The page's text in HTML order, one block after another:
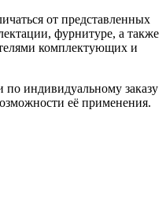
от представленных
фурнитуре, а также
комплектующих и
индивидуальному заказу
её применения.